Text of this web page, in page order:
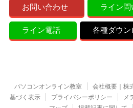
お問い合わせ ライン
ライン電話 各種ダウン
パソコンオンライン教室 会社概要｜株
基づく表示
プライバシーポリシー メ